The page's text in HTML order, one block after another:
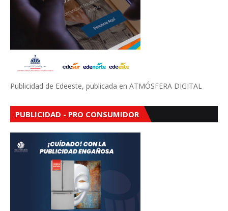
Publicidad de Edeeste, publicada en ATMÓSFERA DIGITAL
PUBLICIDAD - PRO CONSUMIDOR